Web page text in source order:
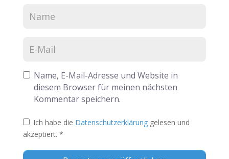
Name, E-Mail-Adresse und Website in
diesem Browser für meinen nächsten
Kommentar speichern.
Ich habe die Datenschutzerklärung gelesen und
akzeptiert. *